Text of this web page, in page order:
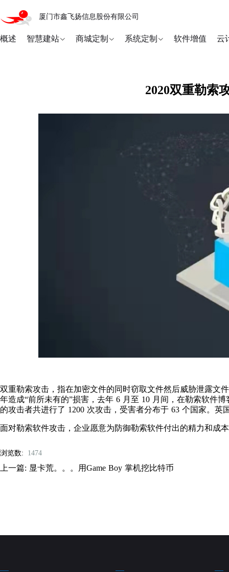
厦门市鑫飞扬信息股份有限公司
概述 智慧建站 商城定制 系统定制 软件增值 云
2020双重勒索
双重勒索攻击，指在加密文件的同时窃取文件然后威胁泄露文
年造成“前所未有的”损害，去年 6 月至 10 月间，在勒索软件
的攻击者共进行了 1200 次攻击，受害者分布于 63 个国家。
面对勒索软件攻击，企业愿意为防御勒索软件付出的精力和成
浏览数: 1474
上一篇: 显卡荒。。。用Game Boy 掌机挖比特币